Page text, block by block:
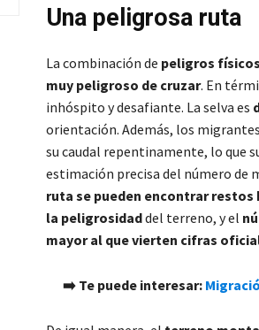
Una peligrosa ruta
La combinación de peligros
muy peligroso de cruzar. En
inhóspito y desafiante. La selva es
orientación. Además, los
su caudal repentinamente, lo que
estimación precisa del número de
ruta se pueden encontrar restos
la peligrosidaddel terreno, y el
mayor al que vierten cifras
➡️ Te puede interesar: